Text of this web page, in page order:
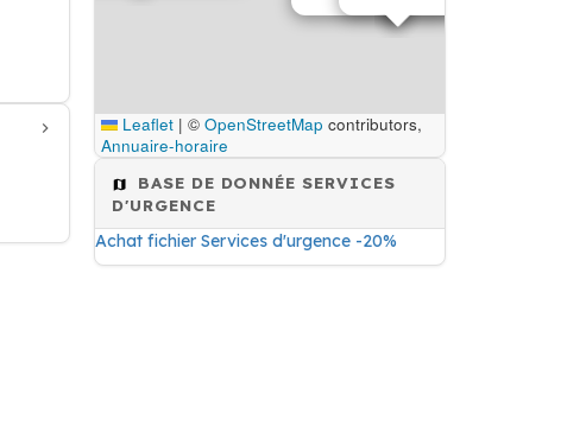
Leaflet | © OpenStreetMap contributors,
Annuaire-horaire
BASE DE DONNÉE SERVICES
D'URGENCE
Achat fichier Services d'urgence -20%